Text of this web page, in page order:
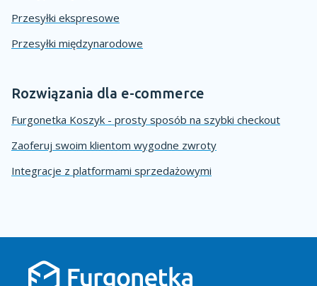
Przesyłki ekspresowe
Przesyłki międzynarodowe
Rozwiązania dla e-commerce
Furgonetka Koszyk - prosty sposób na szybki checkout
Zaoferuj swoim klientom wygodne zwroty
Integracje z platformami sprzedażowymi